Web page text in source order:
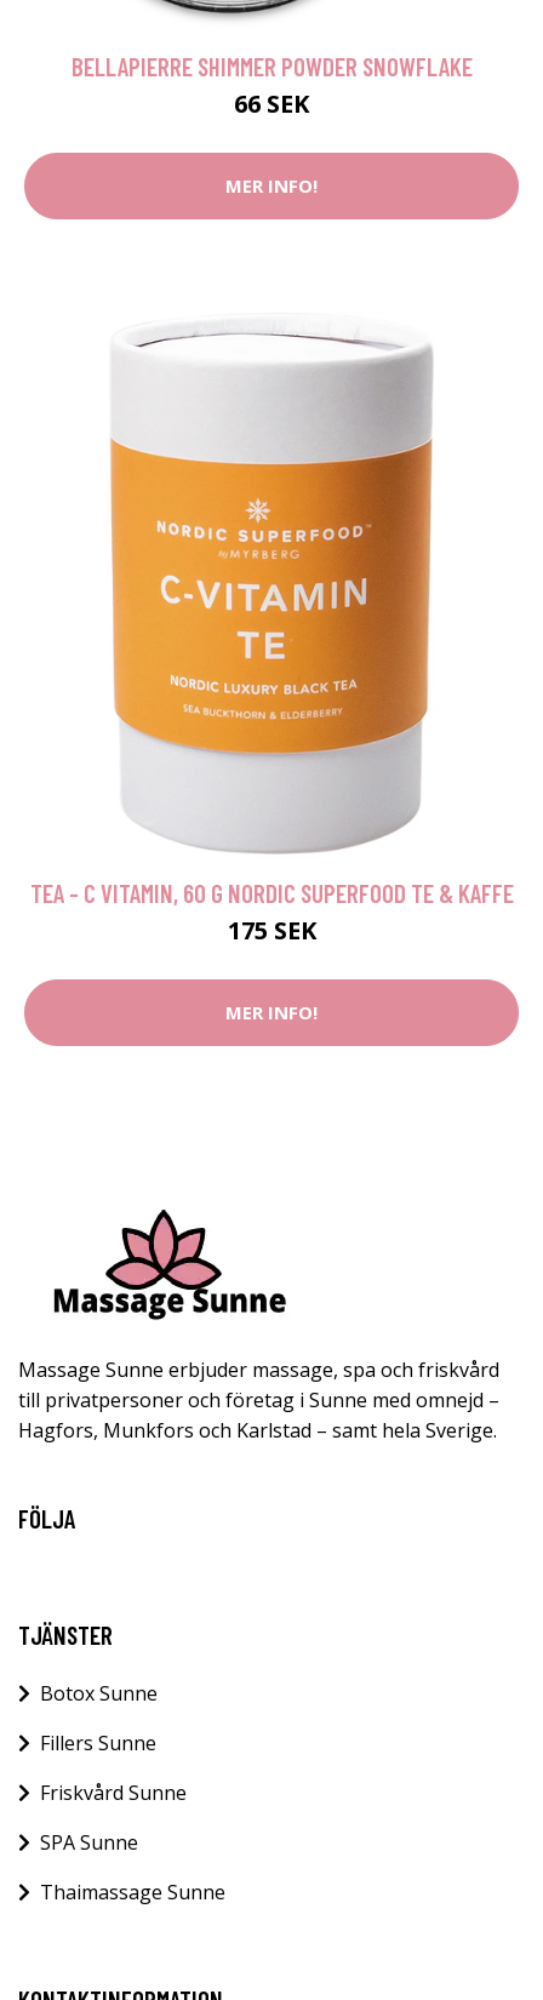
BELLAPIERRE SHIMMER POWDER SNOWFLAKE
66 SEK
MER INFO!
TEA - C VITAMIN, 60 G NORDIC SUPERFOOD TE & KAFFE
175 SEK
MER INFO!
Massage Sunne erbjuder massage, spa och friskvård
till privatpersoner och företag i Sunne med omnejd –
Hagfors, Munkfors och Karlstad – samt hela Sverige.
FÖLJA
TJÄNSTER
Botox Sunne
Fillers Sunne
Friskvård Sunne
SPA Sunne
Thaimassage Sunne